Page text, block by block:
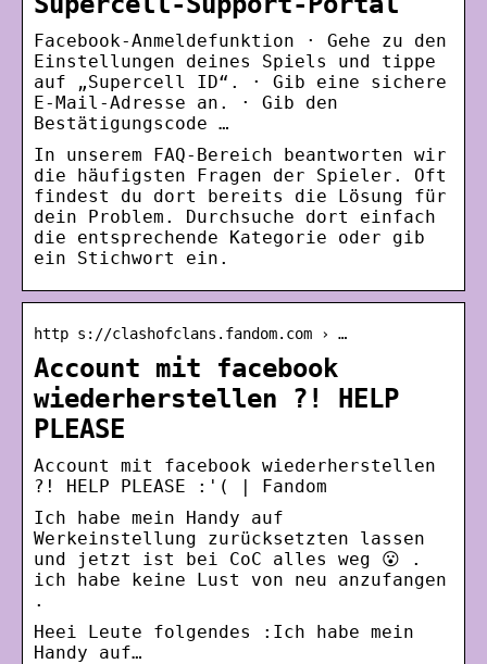
Facebook-Anmeldefunktion · Gehe zu den
Einstellungen deines Spiels und tippe
auf „Supercell ID“. · Gib eine sichere
E-Mail-Adresse an. · Gib den
Bestätigungscode …
In unserem FAQ-Bereich beantworten wir
die häufigsten Fragen der Spieler. Oft
findest du dort bereits die Lösung für
dein Problem. Durchsuche dort einfach
die entsprechende Kategorie oder gib
ein Stichwort ein.
http s://clashofclans.fandom.com › …
Account mit facebook
wiederherstellen ?! HELP
PLEASE
Account mit facebook wiederherstellen
?! HELP PLEASE :'( | Fandom
Ich habe mein Handy auf
Werkeinstellung zurücksetzten lassen
und jetzt ist bei CoC alles weg 😮 .
ich habe keine Lust von neu anzufangen
.
Heei Leute folgendes :Ich habe mein
Handy auf…